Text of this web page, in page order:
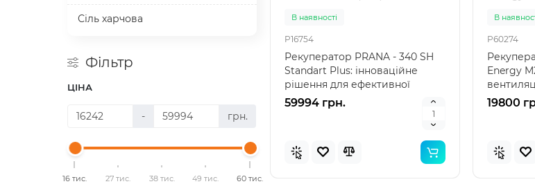
Сіль харчова
Фільтр
ЦІНА
- грн.
16 тис. 27 тис. 38 тис. 49 тис. 60 тис.
В наявностi
P16754
Рекуператор PRANA - 340 SH
Standart Plus: інноваційне
рішення для ефективної
вентиляції Рекуперат..
59994 грн.
В
P60274
Energy
19800